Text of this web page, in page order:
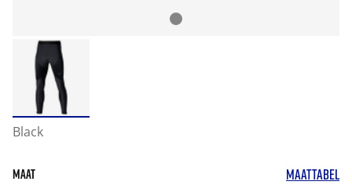
Black
MAAT MAATTABEL